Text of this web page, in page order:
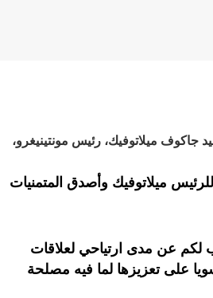
جاكوف ميلاتوفيك، رئيس مونتينيغرو،
ميلاتوفيك وأصدق المتمنيات
لكم عن مدى ارتياحي لعلاقات
على تعزيزها لما فيه مصلحة